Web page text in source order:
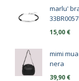
marlu'
15,00 €
mimi mua
nera
39,90 €